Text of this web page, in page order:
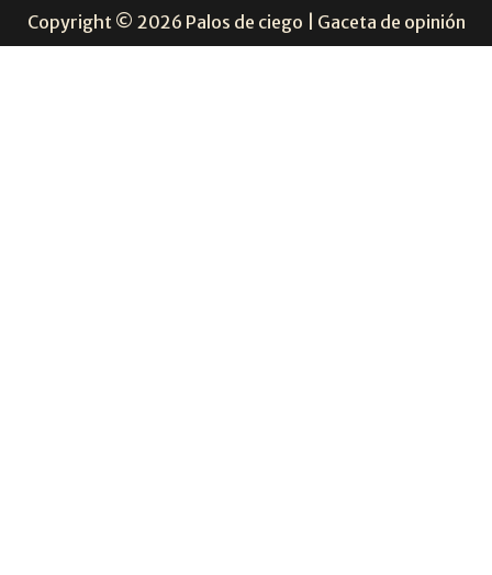
Copyright © 2026 Palos de ciego | Gaceta de opinión